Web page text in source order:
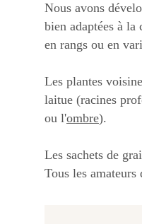
Nous avons
bien adaptées à la
en rangs ou en
Les plantes
laitue (racines
ou l'ombre).
Les sachets de
Tous les amateurs